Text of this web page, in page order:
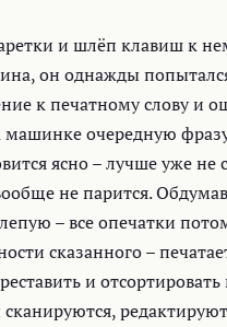
и шлёп клавиш к
он однажды
к печатному слову и
очередную
ясно – лучше уже
не парится.
– все опечатки
сказанного –
и